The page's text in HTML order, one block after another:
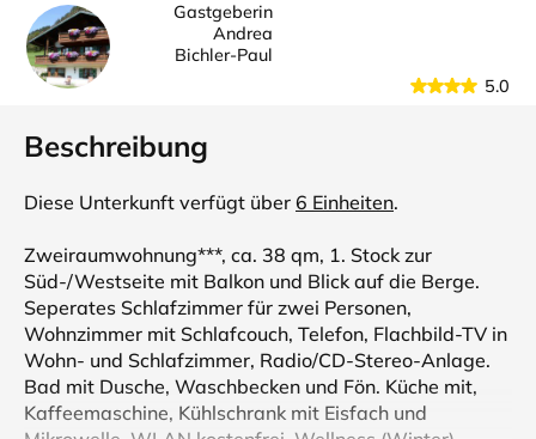
Gastgeberin
Andrea
Bichler-Paul
5.0
Beschreibung
Diese Unterkunft verfügt über 6 Einheiten.
Zweiraumwohnung***, ca. 38 qm, 1. Stock zur
Süd-/Westseite mit Balkon und Blick auf die Berge.
Seperates Schlafzimmer für zwei Personen,
Wohnzimmer mit Schlafcouch, Telefon, Flachbild-TV in
Wohn- und Schlafzimmer, Radio/CD-Stereo-Anlage.
Bad mit Dusche, Waschbecken und Fön. Küche mit,
Kaffeemaschine, Kühlschrank mit Eisfach und